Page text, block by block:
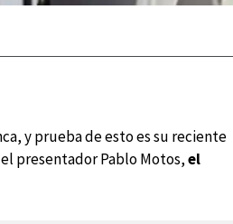
y prueba de esto es su reciente
presentador Pablo Motos,el